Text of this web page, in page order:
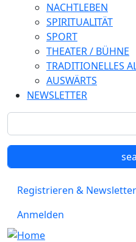
NACHTLEBEN
SPIRITUALITÄT
SPORT
THEATER / BÜHNE
TRADITIONELLES
AUSWÄRTS
NEWSLETTER
Registrieren &
Anmelden